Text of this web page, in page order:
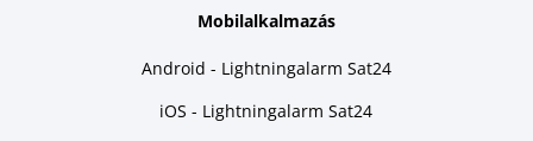
Mobilalkalmazás
Android - Lightningalarm Sat24
iOS - Lightningalarm Sat24